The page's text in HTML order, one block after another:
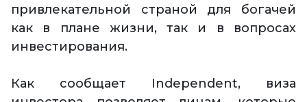
привлекательной страной для богачей
как в плане жизни, так и в вопросах
инвестирования.
Как сообщает Independent, виза